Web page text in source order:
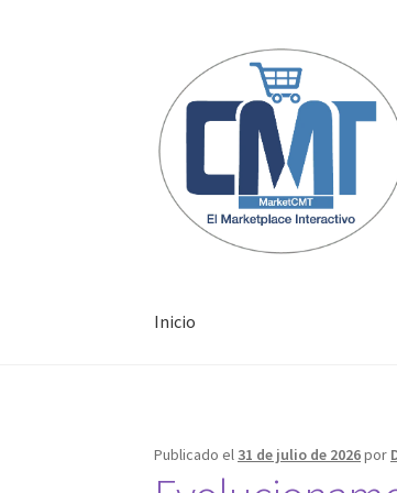
Inicio
Publicado el 31 de julio de 2026por